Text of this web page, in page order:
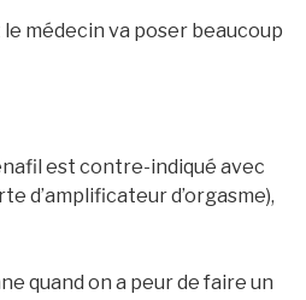
médecin va poser beaucoup
est contre-indiqué avec
d’amplificateur d’orgasme),
quand on a peur de faire un